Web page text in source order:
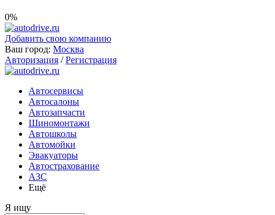
0%
Добавить свою компанию
Ваш город: Москва
Авторизация / Регистрация
Автосервисы
Автосалоны
Автозапчасти
Шиномонтажи
Автошколы
Автомойки
Эвакуаторы
Автострахование
АЗС
Ещё
Я ищу